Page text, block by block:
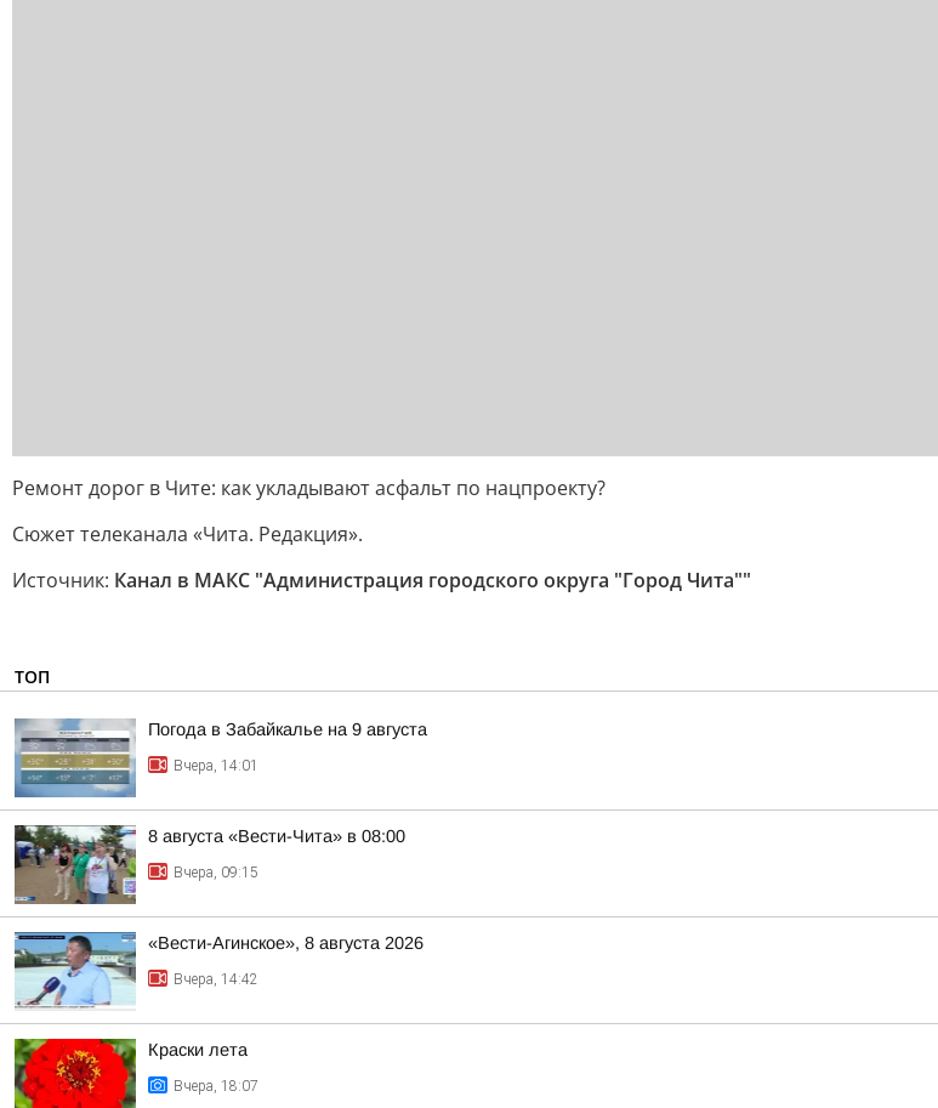
Ремонт дорог в Чите: как укладывают асфальт по нацпроекту?
Сюжет телеканала «Чита. Редакция».
Источник: Канал в МАКС "Администрация городского округа "Город Чита""
ТОП
Погода в Забайкалье на 9 августа
Вчера, 14:01
8 августа «Вести-Чита» в 08:00
Вчера, 09:15
«Вести-Агинское», 8 августа 2026
Вчера, 14:42
Краски лета
Вчера, 18:07